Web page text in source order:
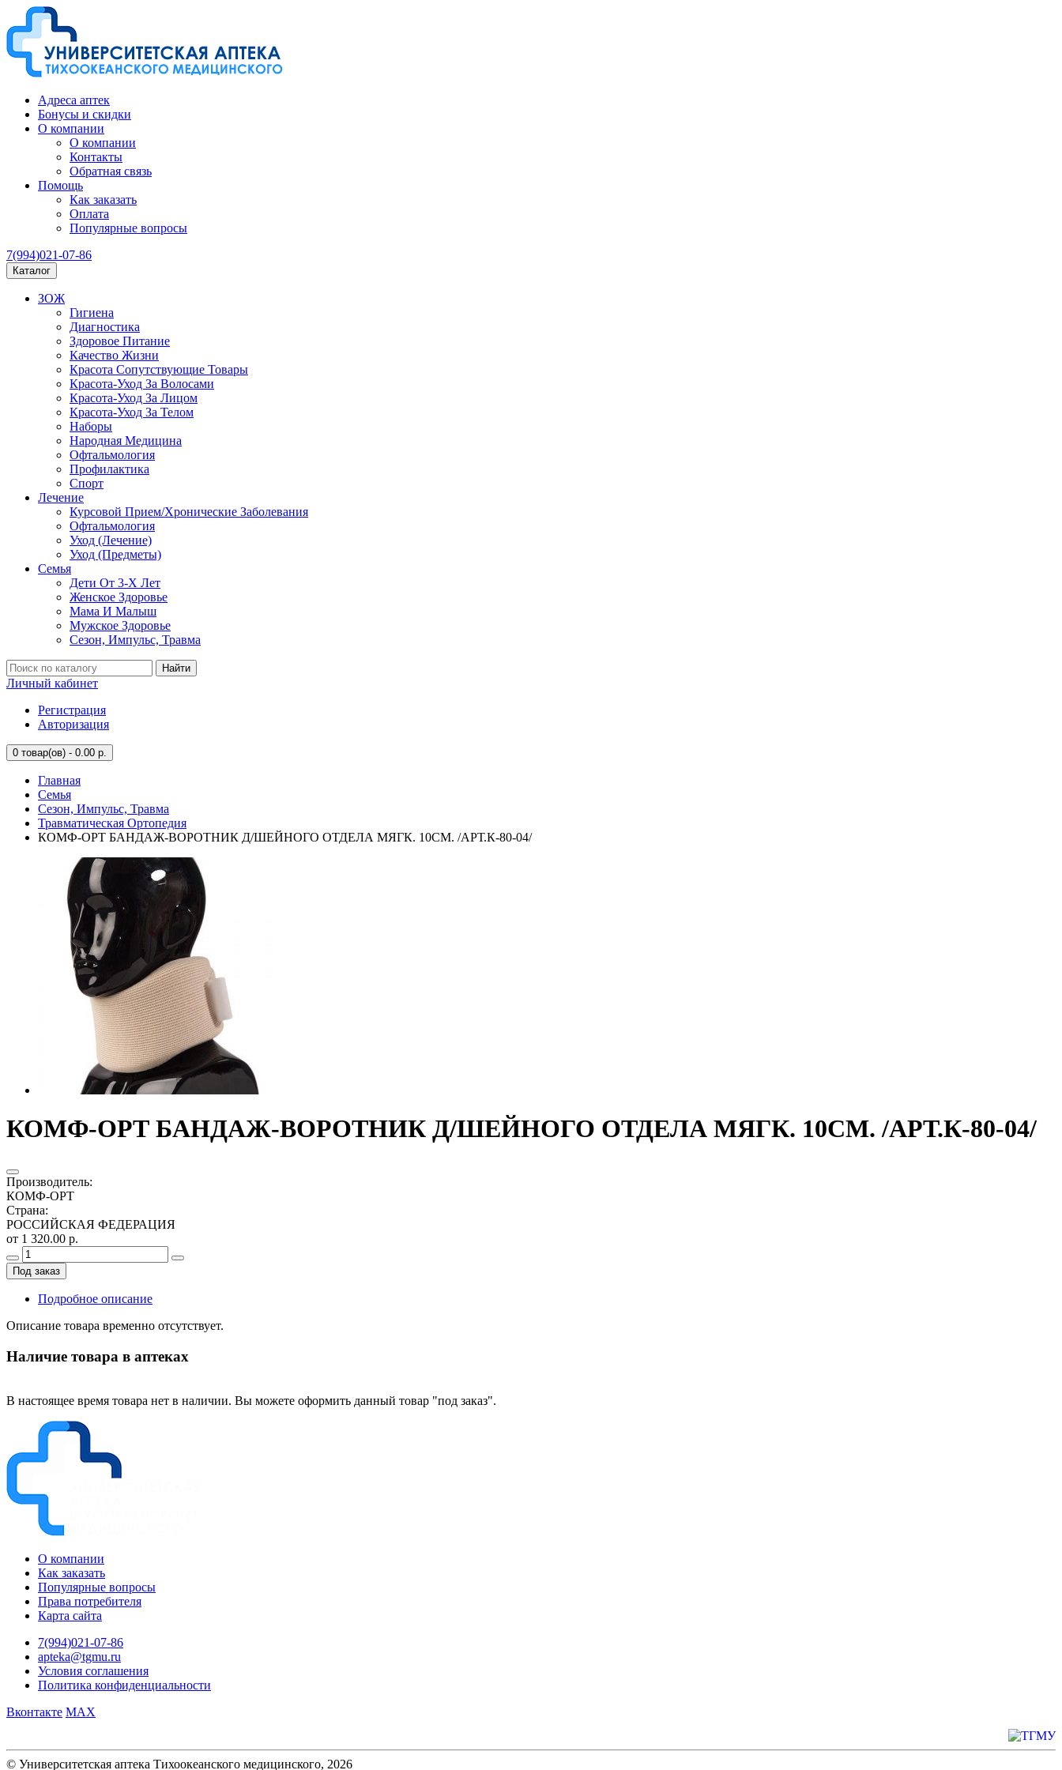
Адреса аптек
Бонусы и скидки
О компании
О компании
Контакты
Обратная связь
Помощь
Как заказать
Оплата
Популярные вопросы
7(994)021-07-86
Каталог
ЗОЖ
Гигиена
Диагностика
Здоровое Питание
Качество Жизни
Красота Сопутствующие Товары
Красота-Уход За Волосами
Красота-Уход За Лицом
Красота-Уход За Телом
Наборы
Народная Медицина
Офтальмология
Профилактика
Спорт
Лечение
Курсовой Прием/Хронические Заболевания
Офтальмология
Уход (Лечение)
Уход (Предметы)
Семья
Дети От 3-Х Лет
Женское Здоровье
Мама И Малыш
Мужское Здоровье
Сезон, Импульс, Травма
Найти
Личный кабинет
Регистрация
Авторизация
0 товар(ов) - 0.00 р.
Главная
Семья
Сезон, Импульс, Травма
Травматическая Ортопедия
КОМФ-ОРТ БАНДАЖ-ВОРОТНИК Д/ШЕЙНОГО ОТДЕЛА МЯГК. 10СМ. /АРТ.К-80-04/
КОМФ-ОРТ БАНДАЖ-ВОРОТНИК Д/ШЕЙНОГО ОТДЕЛА МЯГК. 10СМ. /АРТ.К-80-04/
Производитель:
КОМФ-ОРТ
Страна:
РОССИЙСКАЯ ФЕДЕРАЦИЯ
от 1 320.00 р.
Под заказ
Подробное описание
Описание товара временно отсутствует.
Наличие товара в аптеках
В настоящее время товара нет в наличии. Вы можете оформить данный товар "под заказ".
О компании
Как заказать
Популярные вопросы
Права потребителя
Карта сайта
7(994)021-07-86
apteka@tgmu.ru
Условия соглашения
Политика конфиденциальности
Вконтакте MAX
© Университетская аптека Тихоокеанского медицинского, 2026